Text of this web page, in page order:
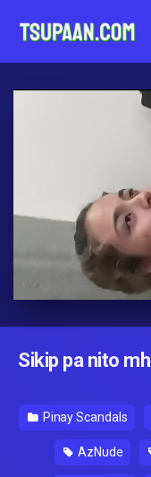
Sikip pa nito
Pinay Scandals
AzNude